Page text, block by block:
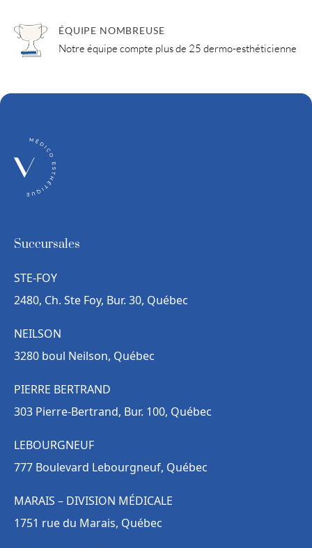
ÉQUIPE NOMBREUSE
Notre équipe compte plus de 25 dermo-esthéticienne
Succursales
STE-FOY
2480, Ch. Ste Foy, Bur. 30, Québec
NEILSON
3280 boul Neilson, Québec
PIERRE BERTRAND
303 Pierre-Bertrand, Bur. 100, Québec
LEBOURGNEUF
777 Boulevard Lebourgneuf, Québec
MARAIS – DIVISION MÉDICALE
1751 rue du Marais, Québec